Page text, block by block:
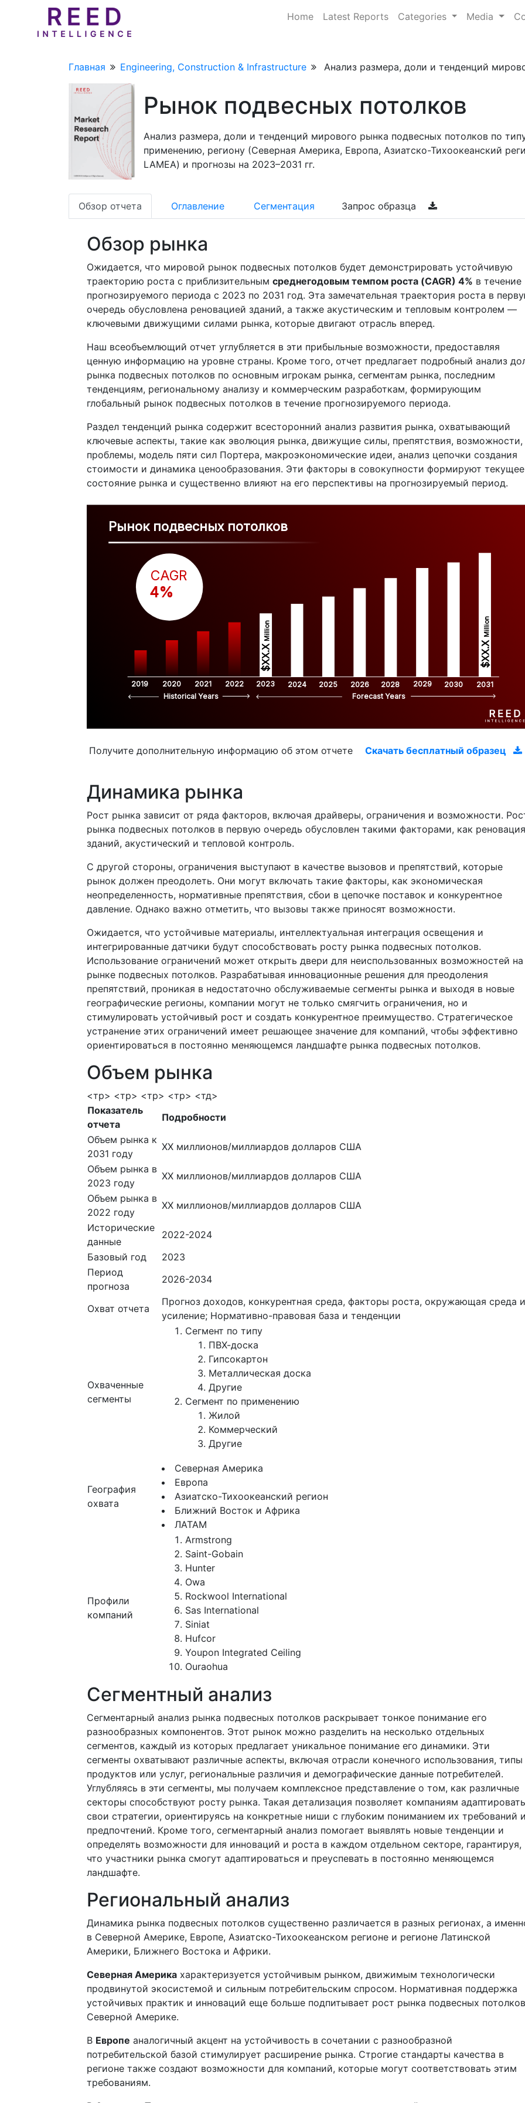
Home Latest Reports Categories Media
Главная Engineering, Construction & Infrastructure Анализ размера, доли и тенденций
Рынок подвесных потолков
Анализ размера, доли и тенденций мирового рынка подвесных потолков по
применению, региону (Северная Америка, Европа, Азиатско-Тихоокеанский
LAMEA) и прогнозы на 2023–2031 гг.
Обзор отчета Оглавление Сегментация Запрос образца
Обзор рынка
Ожидается, что мировой рынок подвесных потолков будет демонстрировать устойчивую
траекторию роста с приблизительным среднегодовым темпом роста (CAGR) 4% в течение
прогнозируемого периода с 2023 по 2031 год. Эта замечательная траектория роста в
очередь обусловлена реновацией зданий, а также акустическим и тепловым контролем —
ключевыми движущими силами рынка, которые двигают отрасль вперед.
Наш всеобъемлющий отчет углубляется в эти прибыльные возможности, предоставляя
ценную информацию на уровне страны. Кроме того, отчет предлагает подробный анализ
рынка подвесных потолков по основным игрокам рынка, сегментам рынка, последним
тенденциям, региональному анализу и коммерческим разработкам, формирующим
глобальный рынок подвесных потолков в течение прогнозируемого периода.
Раздел тенденций рынка содержит всесторонний анализ развития рынка, охватывающий
ключевые аспекты, такие как эволюция рынка, движущие силы, препятствия, возможности,
проблемы, модель пяти сил Портера, макроэкономические идеи, анализ цепочки создания
стоимости и динамика ценообразования. Эти факторы в совокупности формируют текущее
состояние рынка и существенно влияют на его перспективы на прогнозируемый период.
Рынок подвесных потолков
2019 2020 2021 2022 2023 2024 2025 2026 2028 2029 2030 2031
$XX.X
Million
$XX.X
Million
CAGR
4%
Historical Years Forecast Years
Получите дополнительную информацию об этом отчете Скачать бесплатный образец
Динамика рынка
Рост рынка зависит от ряда факторов, включая драйверы, ограничения и возможности.
рынка подвесных потолков в первую очередь обусловлен такими факторами, как реновация
зданий, акустический и тепловой контроль.
С другой стороны, ограничения выступают в качестве вызовов и препятствий, которые
рынок должен преодолеть. Они могут включать такие факторы, как экономическая
неопределенность, нормативные препятствия, сбои в цепочке поставок и конкурентное
давление. Однако важно отметить, что вызовы также приносят возможности.
Ожидается, что устойчивые материалы, интеллектуальная интеграция освещения и
интегрированные датчики будут способствовать росту рынка подвесных потолков.
Использование ограничений может открыть двери для неиспользованных возможностей на
рынке подвесных потолков. Разрабатывая инновационные решения для преодоления
препятствий, проникая в недостаточно обслуживаемые сегменты рынка и выходя в новые
географические регионы, компании могут не только смягчить ограничения, но и
стимулировать устойчивый рост и создать конкурентное преимущество. Стратегическое
устранение этих ограничений имеет решающее значение для компаний, чтобы эффективно
ориентироваться в постоянно меняющемся ландшафте рынка подвесных потолков.
Объем рынка
<тр> <тр> <тр> <тр> <тд>
Показатель
отчета
Подробности
Объем рынка к
2031 году
ХХ миллионов/миллиардов долларов США
Объем рынка в
2023 году
ХХ миллионов/миллиардов долларов США
Объем рынка в
2022 году
ХХ миллионов/миллиардов долларов США
Исторические
данные
2022-2024
Базовый год
2023
Период
прогноза
2026-2034
Охват отчета
Прогноз доходов, конкурентная среда, факторы роста, окружающая среда и
усиление; Нормативно-правовая база и тенденции
Охваченные
сегменты
Сегмент по типу
ПВХ-доска
Гипсокартон
Металлическая доска
Другие
Сегмент по применению
Жилой
Коммерческий
Другие
География
охвата
Северная Америка
Европа
Азиатско-Тихоокеанский регион
Ближний Восток и Африка
ЛАТАМ
Профили
компаний
Armstrong
Saint-Gobain
Hunter
Owa
Rockwool International
Sas International
Siniat
Hufcor
Youpon Integrated Ceiling
Ouraohua
Сегментный анализ
Сегментарный анализ рынка подвесных потолков раскрывает тонкое понимание его
разнообразных компонентов. Этот рынок можно разделить на несколько отдельных
сегментов, каждый из которых предлагает уникальное понимание его динамики. Эти
сегменты охватывают различные аспекты, включая отрасли конечного использования, типы
продуктов или услуг, региональные различия и демографические данные потребителей.
Углубляясь в эти сегменты, мы получаем комплексное представление о том, как различные
секторы способствуют росту рынка. Такая детализация позволяет компаниям адаптировать
свои стратегии, ориентируясь на конкретные ниши с глубоким пониманием их требований
предпочтений. Кроме того, сегментарный анализ помогает выявлять новые тенденции и
определять возможности для инноваций и роста в каждом отдельном секторе, гарантируя,
что участники рынка смогут адаптироваться и преуспевать в постоянно меняющемся
ландшафте.
Региональный анализ
Динамика рынка подвесных потолков существенно различается в разных регионах, а
в Северной Америке, Европе, Азиатско-Тихоокеанском регионе и регионе Латинской
Америки, Ближнего Востока и Африки.
Северная Америка характеризуется устойчивым рынком, движимым технологически
продвинутой экосистемой и сильным потребительским спросом. Нормативная поддержка
устойчивых практик и инноваций еще больше подпитывает рост рынка подвесных
Северной Америке.
В Европе аналогичный акцент на устойчивость в сочетании с разнообразной
потребительской базой стимулирует расширение рынка. Строгие стандарты качества в
регионе также создают возможности для компаний, которые могут соответствовать этим
требованиям.